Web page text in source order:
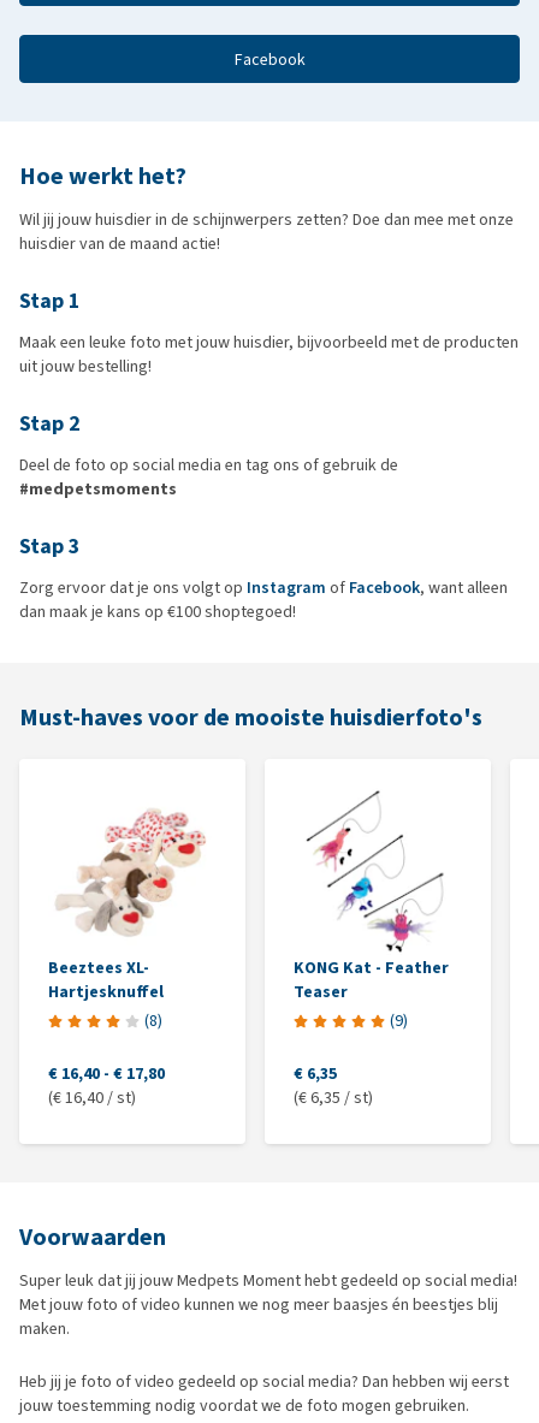
Facebook
Hoe werkt het?
Wil jij jouw huisdier in de schijnwerpers zetten? Doe dan mee met onze
huisdier van de maand actie!
Stap 1
Maak een leuke foto met jouw huisdier, bijvoorbeeld met de producten
uit jouw bestelling!
Stap 2
Deel de foto op social media en tag ons of gebruik de
#medpetsmoments
Stap 3
Zorg ervoor dat je ons volgt op Instagram of Facebook, want alleen
dan maak je kans op €100 shoptegoed!
Must-haves voor de mooiste huisdierfoto's
Beeztees XL-
Hartjesknuffel
(8)
€ 16,40 - € 17,80
(€ 16,40 / st)
KONG Kat - Feather
Teaser
(9)
€ 6,35
(€ 6,35 / st)
Voorwaarden
Super leuk dat jij jouw Medpets Moment hebt gedeeld op social media!
Met jouw foto of video kunnen we nog meer baasjes én beestjes blij
maken.
Heb jij je foto of video gedeeld op social media? Dan hebben wij eerst
jouw toestemming nodig voordat we de foto mogen gebruiken.